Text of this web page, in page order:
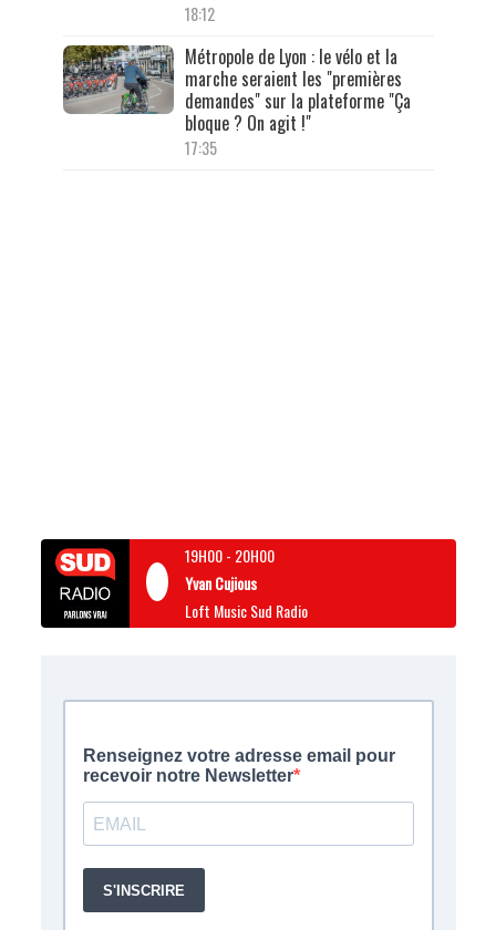
18:12
Métropole de Lyon : le vélo et la
marche seraient les "premières
demandes" sur la plateforme "Ça
bloque ? On agit !"
17:35
19H00- 20H00
Yvan Cujious
Loft Music Sud Radio